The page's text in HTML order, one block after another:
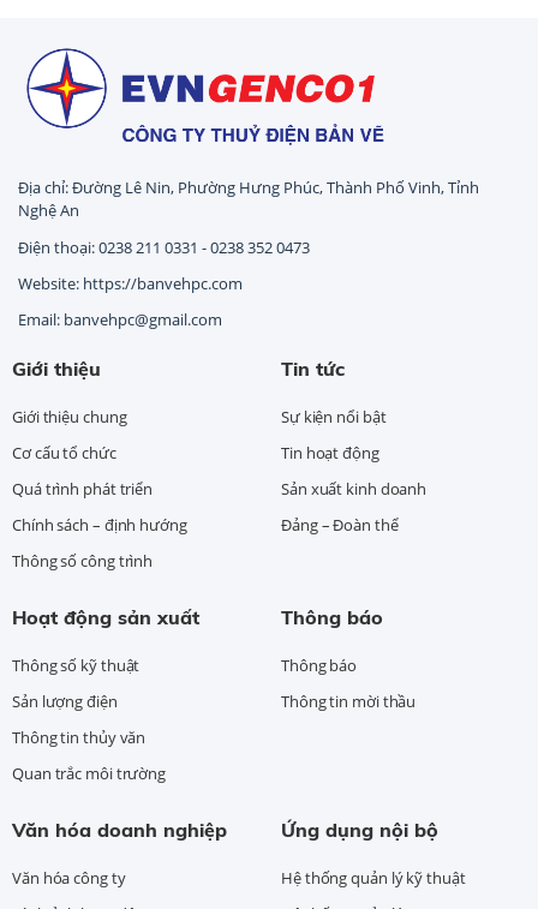
Địa chỉ: Đường Lê Nin, Phường Hưng Phúc, Thành Phố Vinh, Tỉnh
Nghệ An
Điện thoại: 0238 211 0331 - 0238 352 0473
Website: https://banvehpc.com
Email: banvehpc@gmail.com
Giới thiệu
Giới thiệu chung
Cơ cấu tổ chức
Quá trình phát triển
Chính sách – định hướng
Thông số công trình
Tin tức
Sự kiện nổi bật
Tin hoạt động
Sản xuất kinh doanh
Đảng – Đoàn thể
Hoạt động sản xuất
Thông số kỹ thuật
Sản lượng điện
Thông tin thủy văn
Quan trắc môi trường
Thông báo
Thông báo
Thông tin mời thầu
Văn hóa doanh nghiệp
Văn hóa công ty
Ứng dụng nội bộ
Hệ thống quản lý kỹ thuật